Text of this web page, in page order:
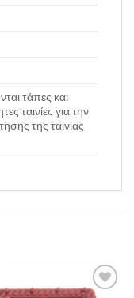
τάπες και
ταινίες για την
της ταινίας